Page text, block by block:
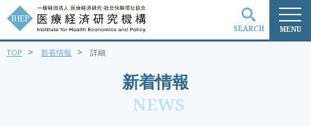
MENU
SEARCH
新着情報
NEWS
TOP > 新着情報 > 詳細